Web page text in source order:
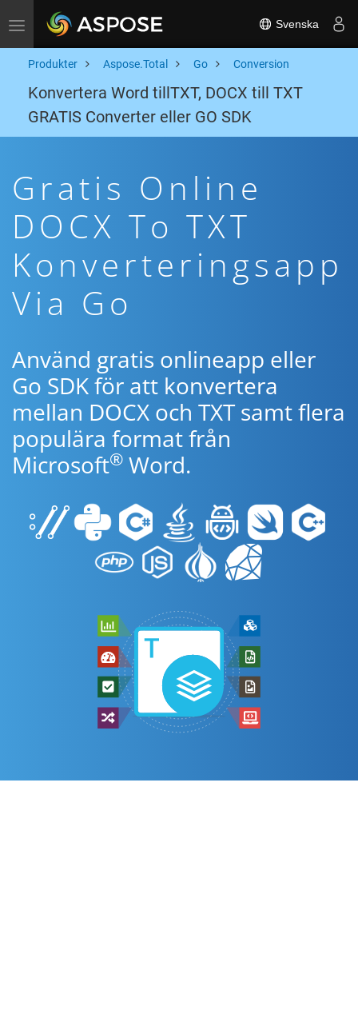
Toggle navigation Svenska
Produkter Aspose.Total Go Conversion
Konvertera Word tillTXT, DOCX till TXT
GRATIS Converter eller GO SDK
Gratis Online
DOCX To TXT
Konverteringsapp
Via Go
Använd gratis onlineapp eller
Go SDK för att konvertera
mellan DOCX och TXT samt flera
populära format från
Microsoft® Word.